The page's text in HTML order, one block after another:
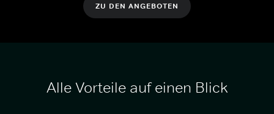
ZU DEN ANGEBOTEN
Alle Vorteile auf einen Blick